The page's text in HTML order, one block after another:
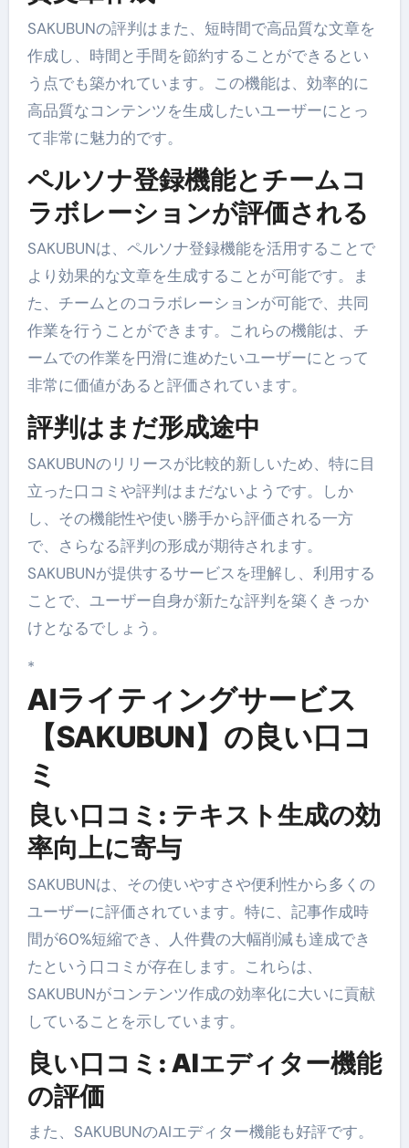
SAKUBUNの評判はまた、短時間で高品質な文章を
作成し、時間と手間を節約することができるとい
う点でも築かれています。この機能は、効率的に
高品質なコンテンツを生成したいユーザーにとっ
て非常に魅力的です。
ペルソナ登録機能とチームコ
ラボレーションが評価される
SAKUBUNは、ペルソナ登録機能を活用することで
より効果的な文章を生成することが可能です。ま
た、チームとのコラボレーションが可能で、共同
作業を行うことができます。これらの機能は、チ
ームでの作業を円滑に進めたいユーザーにとって
非常に価値があると評価されています。
評判はまだ形成途中
SAKUBUNのリリースが比較的新しいため、特に目
立った口コミや評判はまだないようです。しか
し、その機能性や使い勝手から評価される一方
で、さらなる評判の形成が期待されます。
SAKUBUNが提供するサービスを理解し、利用する
ことで、ユーザー自身が新たな評判を築くきっか
けとなるでしょう。
*
AIライティングサービス
【SAKUBUN】の良い口コ
ミ
良い口コミ: テキスト生成の効
率向上に寄与
SAKUBUNは、その使いやすさや便利性から多くの
ユーザーに評価されています。特に、記事作成時
間が60%短縮でき、人件費の大幅削減も達成でき
たという口コミが存在します。これらは、
SAKUBUNがコンテンツ作成の効率化に大いに貢献
していることを示しています。
良い口コミ: AIエディター機能
の評価
また、SAKUBUNのAIエディター機能も好評です。